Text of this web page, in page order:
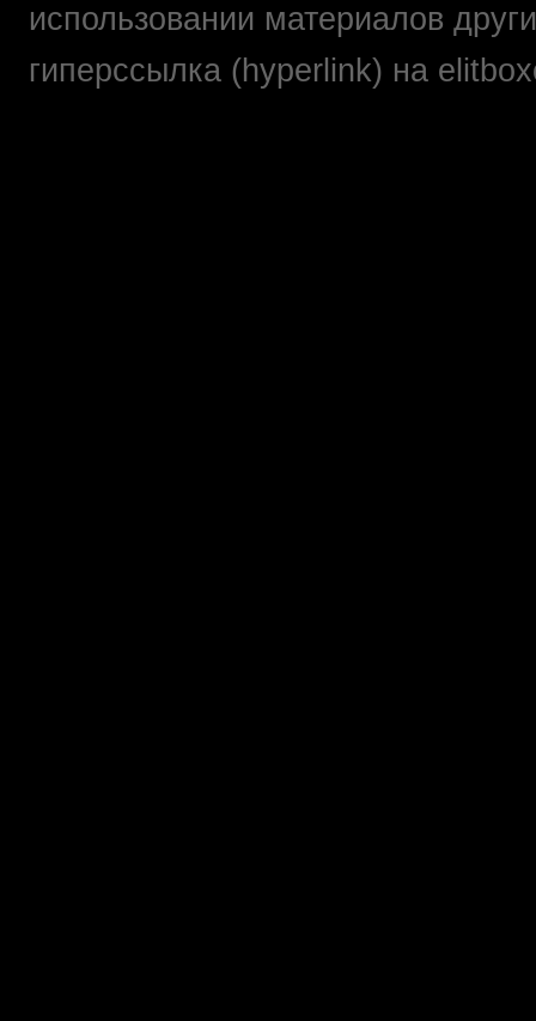
использовании материалов
гиперссылка (hyperlink) на